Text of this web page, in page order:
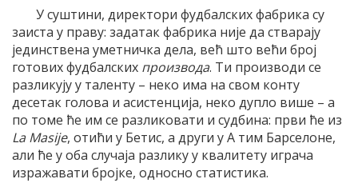
У суштини, директори фудбалских фабрика су
заиста у праву: задатак фабрика није да стварају
јединствена уметничка дела, већ што већи број
готових фудбалских производа. Ти производи се
разликују у таленту – неко има на свом конту
десетак голова и асистенција, неко дупло више – а
по томе ће им се разликовати и судбина: први ће из
La Masije, отићи у Бетис, а други у А тим Барселоне,
али ће у оба случаја разлику у квалитету играча
изражавати бројке, односно статистика.